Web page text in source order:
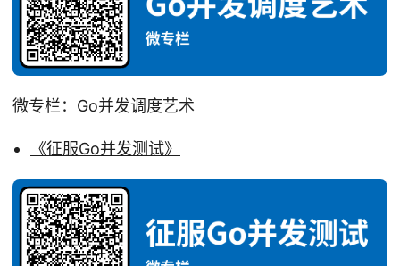
微专栏：Go并发调度艺术
《征服Go并发测试》